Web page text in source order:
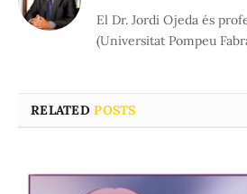
El Dr. Jordi Ojeda és
(Universitat Pompeu
RELATEDPOSTS